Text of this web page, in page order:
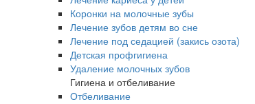
Коронки на молочные зубы
Лечение зубов детям во сне
Лечение под седацией (закись озота)
Детская профгигиена
Удаление молочных зубов
Гигиена и отбеливание
Отбеливание